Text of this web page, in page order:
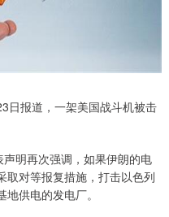
报道，一架美国战斗机被击
明再次强调，如果伊朗的电
取对等报复措施，打击以色列
供电的发电厂。